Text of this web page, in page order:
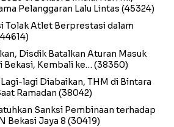
Pelanggaran Lalu Lintas (45324)
Tolak Atlet Berprestasi dalam
Disdik Batalkan Aturan Masuk
Bekasi, Kembali ke… (38350)
lagi Diabaikan, THM di Bintara
Ramadan (38042)
Sanksi Pembinaan terhadap
Bekasi Jaya 8 (30419)